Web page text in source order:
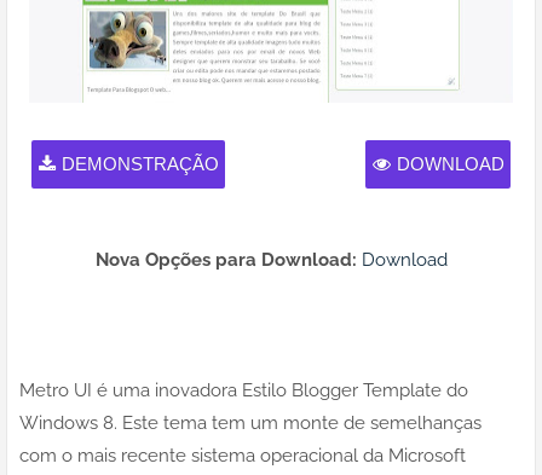
DOWNLOAD
DEMONSTRAÇÃO
Nova Opções para Download: Download
Metro UI é uma inovadora Estilo Blogger Template do
Windows 8. Este tema tem um monte de semelhanças
com o mais recente sistema operacional da Microsoft